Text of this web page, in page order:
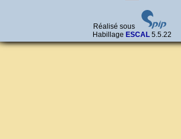
Réalisé sous
Habillage ESCAL 5.5.22